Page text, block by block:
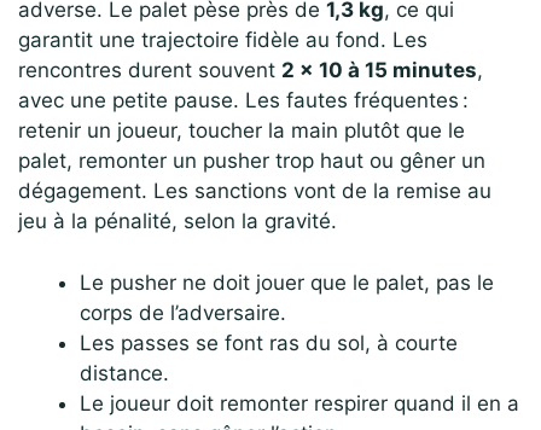
adverse. Le palet pèse près de 1,3 kg, ce qui
garantit une trajectoire fidèle au fond. Les
rencontres durent souvent 2 × 10 à 15 minutes,
avec une petite pause. Les fautes fréquentes :
retenir un joueur, toucher la main plutôt que le
palet, remonter un pusher trop haut ou gêner un
dégagement. Les sanctions vont de la remise au
jeu à la pénalité, selon la gravité.
Le pusher ne doit jouer que le palet, pas le
corps de l’adversaire.
Les passes se font ras du sol, à courte
distance.
Le joueur doit remonter respirer quand il en a